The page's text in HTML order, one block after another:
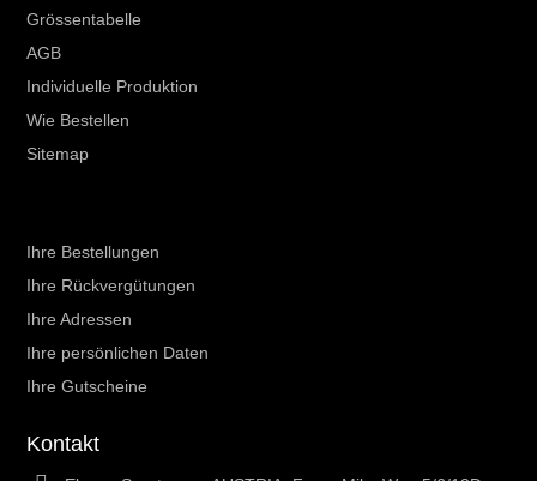
Grössentabelle
AGB
Individuelle Produktion
Wie Bestellen
Sitemap
Ihre Bestellungen
Ihre Rückvergütungen
Ihre Adressen
Ihre persönlichen Daten
Ihre Gutscheine
Kontakt